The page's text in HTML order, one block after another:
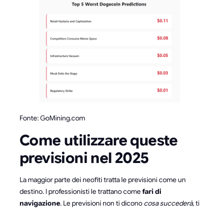
Fonte: GoMining.com
Come utilizzare queste
previsioni nel 2025
La maggior parte dei neofiti tratta le previsioni come un
destino. I professionisti le trattano comefari di
navigazione. Le previsioni non ti dicono cosa succederà, ti